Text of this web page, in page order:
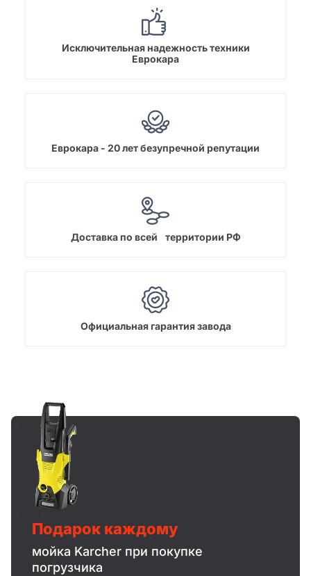
Исключительная надежность техники
Еврокара
Еврокара - 20 лет безупречной репутации
Доставка по всей территории РФ
Официальная гарантия завода
Подарок каждому
мойка Karcher при покупке
погрузчика